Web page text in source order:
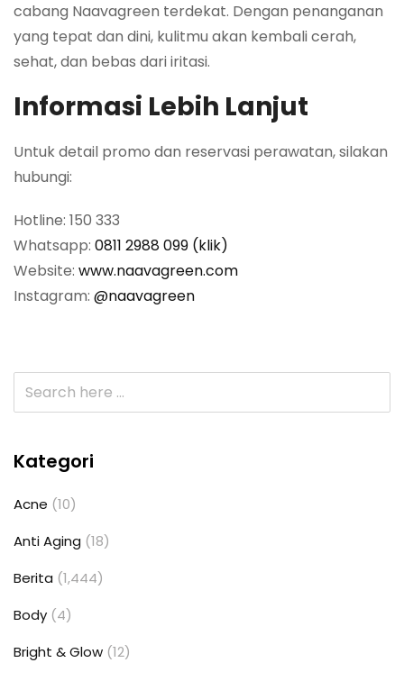
cabang Naavagreen terdekat. Dengan penanganan
yang tepat dan dini, kulitmu akan kembali cerah,
sehat, dan bebas dari iritasi.
Informasi Lebih Lanjut
Untuk detail promo dan reservasi perawatan, silakan
hubungi:
Hotline: 150 333
Whatsapp: 0811 2988 099 (klik)
Website: www.naavagreen.com
Instagram: @naavagreen
Kategori
Acne (10)
Anti Aging (18)
Berita (1,444)
Body (4)
Bright & Glow (12)